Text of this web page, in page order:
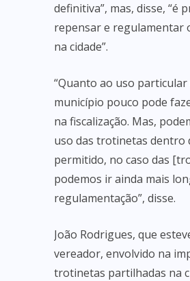
definitiva”, mas, disse, “é
repensar e regulamentar
na cidade”.
“Quanto ao uso
município pouco pode
na fiscalização. Mas,
uso das trotinetas dentro
permitido, no caso das
podemos ir ainda mais
regulamentação”, disse.
João Rodrigues, que
vereador, envolvido na
trotinetas partilhadas na